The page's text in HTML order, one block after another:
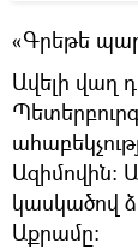
«Գրեթե
Ավելի վաղ
Ազիմովին։
կասկածով
Աքրամը։